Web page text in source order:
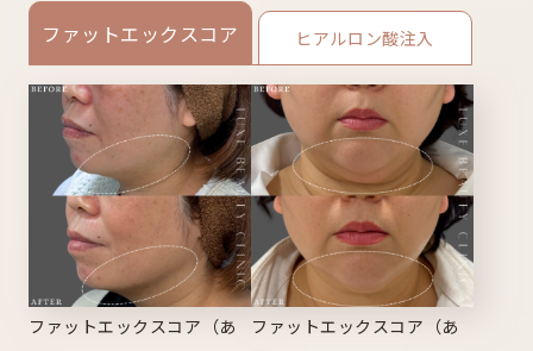
ファットエックスコア ヒアルロン酸注入
ファットエックスコア（あ
ファットエックスコア（あ